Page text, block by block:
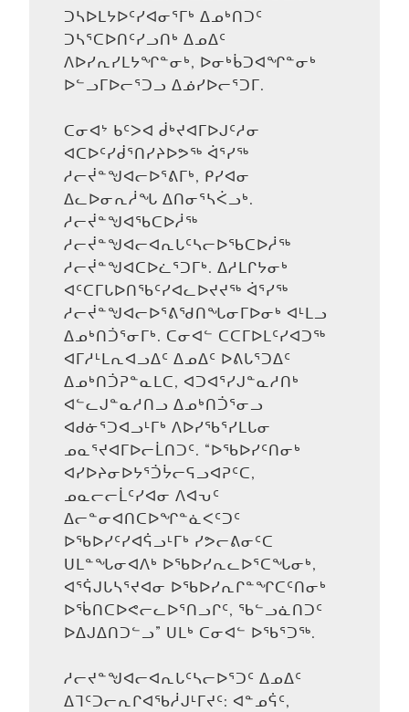
ᑐᓴᐅᒪᔭᐅᑦᓯᐊᓂᕐᒥᒃ ᐃᓄᒃᑎᑐᑦ
ᑐᓴᕐᑕᐅᑎᑦᓯᓗᑎᒃ ᐃᓄᐃᑦ
ᐱᐅᓯᕆᓯᒪᔭᖏᓐᓂᒃ, ᐅᓂᒃᑳᑐᐊᖏᓐᓂᒃ
ᐅᓪᓗᒥᐅᓕᕐᑐᓗ ᐃᓅᓯᐅᓕᕐᑐᒥ.
ᑕᓂᐊᔾ ᑲᑦᐳᐊ ᑰᒃᔪᐊᒥᐅᒍᑦᓱᓂ
ᐊᑕᐅᑦᓯᑰᕐᑎᓯᔨᐅᕗᖅ ᐋᕐᓯᖅ
ᓱᓕᔫᓐᖑᐊᓕᐅᕐᕕᒥᒃ, ᑭᓯᐊᓂ
ᐃᓚᐅᓂᕆᓲᖓ ᐃᑎᓂᕐᓴᐹᓗᒃ.
ᓱᓕᔫᓐᖑᐊᖃᑕᐅᓲᖅ
ᓱᓕᔫᓐᖑᐊᓕᐊᕆᒐᑦᓴᓕᐅᖃᑕᐅᓲᖅ
ᓱᓕᔫᓐᖑᐊᑕᐅᓛᕐᑐᒥᒃ. ᐃᓱᒪᒋᔭᓂᒃ
ᐊᑦᑕᒥᒐᐅᑎᖃᑦᓯᐊᓚᐅᔪᔪᖅ ᐋᕐᓯᖅ
ᓱᓕᔫᓐᖑᐊᓕᐅᕐᕕᖁᑎᖓᓂᒥᐅᓂᒃ ᐊᒻᒪᓗ
ᐃᓄᒃᑎᑑᕐᓂᒥᒃ. ᑕᓂᐊᓪ ᑕᑕᒥᐅᒪᑦᓯᐊᑐᖅ
ᐊᒥᓱᒻᒪᕆᐊᓗᐃᑦ ᐃᓄᐃᑦ ᐅᕕᒐᕐᑐᐃᑦ
ᐃᓄᒃᑎᑑᕈᓐᓇᒪᑕ, ᐊᑐᐊᕐᓯᒍᓐᓇᓱᑎᒃ
ᐊᓪᓚᒍᓐᓇᓱᑎᓗ ᐃᓄᒃᑎᑑᕐᓂᓗ
ᐊᑯᓃᕐᑐᐊᓗᒻᒥᒃ ᐱᐅᓯᖃᕐᓯᒪᒐᓂ
ᓄᓇᕐᔪᐊᒥᐅᓕᒫᑎᑐᑦ. “ᐅᖃᐅᓯᑦᑎᓂᒃ
ᐊᓯᐅᔨᓂᐅᔭᕐᑑᔮᓕᕋᓗᐊᕈᑦᑕ,
ᓄᓇᓕᓕᒫᑦᓯᐊᓂ ᐱᐊᕃᑦ
ᐃᓕᓐᓂᐊᑎᑕᐅᖏᓐᓈᐸᑦᑐᑦ
ᐅᖃᐅᓯᑦᓯᐊᕌᓗᒻᒥᒃ ᓯᕗᓕᕕᓂᑦᑕ
ᑌᒪᓐᖓᓂᐊᐱᒃ ᐅᖃᐅᓯᕆᓚᐅᕐᑕᖓᓂᒃ,
ᐊᕐᕌᒍᒐᓴᕐᔪᐊᓂ ᐅᖃᐅᓯᕆᒋᓐᖏᑕᑦᑎᓂᒃ
ᐅᖄᑎᑕᐅᕙᓕᓚᐅᕐᑎᓗᒋᑦ, ᖃᓪᓗᓈᑎᑐᑦ
ᐅᐃᒍᐃᑎᑐᓪᓗ” ᑌᒪᒃ ᑕᓂᐊᓪ ᐅᖃᕐᑐᖅ.
ᓱᓕᔪᓐᖑᐊᓕᐊᕆᒐᑦᓴᓕᐅᕐᑐᑦ ᐃᓄᐃᑦ
ᐃᒣᑦᑐᓕᕆᒋᐊᖃᓲᒍᒻᒥᔪᑦ: ᐊᓐᓄᕌᑦ,